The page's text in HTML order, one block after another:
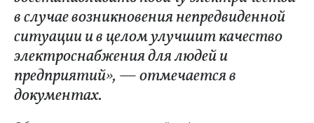
в случае возникновения непредвиденной
ситуации и в целом улучшит качество
электроснабжения для людей и
предприятий», — отмечается в
документах.